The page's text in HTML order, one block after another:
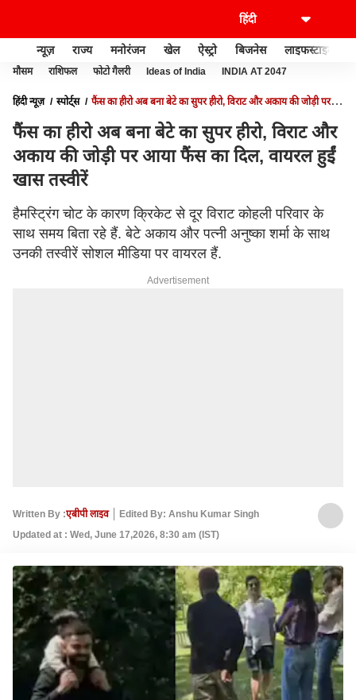
न्यूज़ राज्य मनोरंजन खेल ऐस्ट्रो बिजनेस लाइफस्टाइल
मौसम राशिफल फोटो गैलरी Ideas of India INDIA AT 2047
हिंदी न्यूज़ स्पोर्ट्स
फैंस का हीरो अब बना बेटे का सुपर हीरो, विराट और अकाय की जोड़ी पर
फैंस का हीरो अब बना बेटे का सुपर हीरो, विराट और
अकाय की जोड़ी पर आया फैंस का दिल, वायरल हुईं
खास तस्वीरें
हैमस्ट्रिंग चोट के कारण क्रिकेट से दूर विराट कोहली परिवार के
साथ समय बिता रहे हैं. बेटे अकाय और पत्नी अनुष्का शर्मा के साथ
उनकी तस्वीरें सोशल मीडिया पर वायरल हैं.
Advertisement
Written By :एबीपी लाइव
Edited By: Anshu Kumar Singh
Updated at : Wed, June 17,2026, 8:30 am (IST)